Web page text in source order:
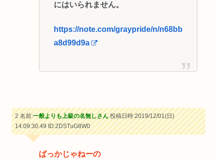
にはいられません。
https://note.com/graypride/n/n68bb
a8d99d9a
2 名前:一般よりも上級の名無しさん投稿日時:2019/12/01(日)
14:09:30.49ID:2DSTuG8W0
ばっかじゃねーの